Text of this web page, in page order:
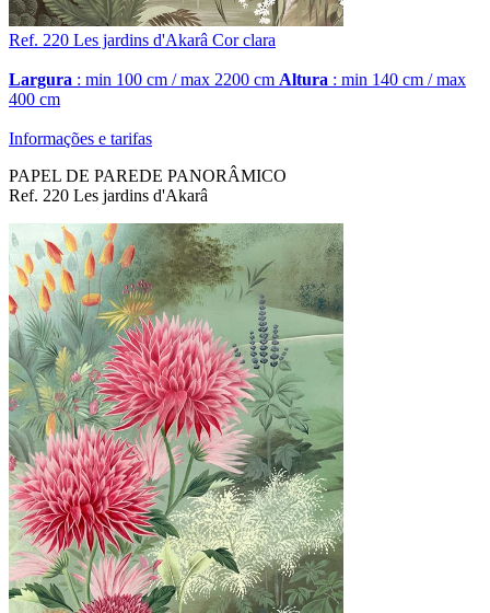
Ref. 220 Les jardins d'Akarâ Cor clara
Largura : min 100 cm / max 2200 cm Altura : min 140 cm / max
400 cm
Informações e tarifas
PAPEL DE PAREDE PANORÂMICO
Ref. 220 Les jardins d'Akarâ